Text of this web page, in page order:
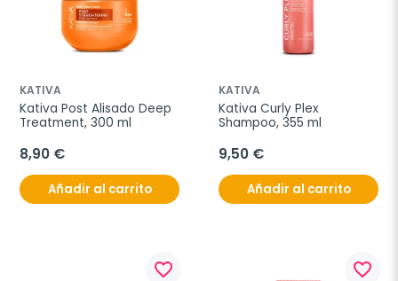
KATIVA
Kativa Post Alisado Deep
Treatment, 300 ml
8,90 €
Añadir al carrito
KATIVA
Kativa Curly Plex
Shampoo, 355 ml
9,50 €
Añadir al carrito
favorite_border favorite_border